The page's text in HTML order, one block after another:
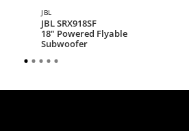
JBL
JBL SRX918SF
18" Powered Flyable
Subwoofer